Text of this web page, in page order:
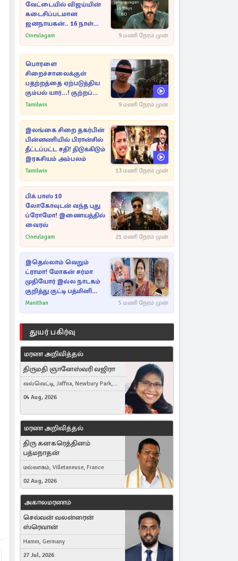
வேட்டையில் விஜய்யின்
கடைசிப்படமான
ஜனநாயகன்.. 16 நாள்
பாக்ஸ் ஆபிஸ்
Cineulagam 9 மணி நேரம் முன்
பொரளை
சிறைச்சாலைக்குள்
பதற்றத்தை ஏற்படுத்திய
கும்பல் யார்...! குற்றப்
பின்னணி தொடர்பில்
Tamilwin 9 மணி நேரம் முன்
இலங்கை சிறை தகர்பின்
பின்னணியில் பிரான்சில்
தீட்டப்பட்ட சதி! திடுக்கிடும்
இரகசியம் அம்பலம்
Tamilwin 13 மணி நேரம் முன்
பிக் பாஸ் 10
லோகோவுடன் வந்த புது
ப்ரோமோ! இணையத்தில்
வைரல்
Cineulagam 21 மணி நேரம் முன்
இதெல்லாம் வெறும்
ட்ராமா! மோகன் சர்மா
முதியோர் இல்ல நாடகம்
குறித்து குட்டி பத்மினி
பரபரப்பு பேட்டி
Manithan 5 மணி நேரம் முன்
துயர் பகிர்வு
மரண அறிவித்தல்
திருமதி ஞானேஸ்வரி வஜிரா
வல்வெட்டி, Jaffna, Newbury Park,
United Kingdom
04 Aug, 2026
மரண அறிவித்தல்
திரு கனகரெத்தினம்
பத்மநாதன்
மல்லாகம், Villetaneuse, France
02 Aug, 2026
அகாலமரணம்
செல்வன் வலன்ரைன்
ஸ்ரெவான்
Hamm, Germany
27 Jul, 2026